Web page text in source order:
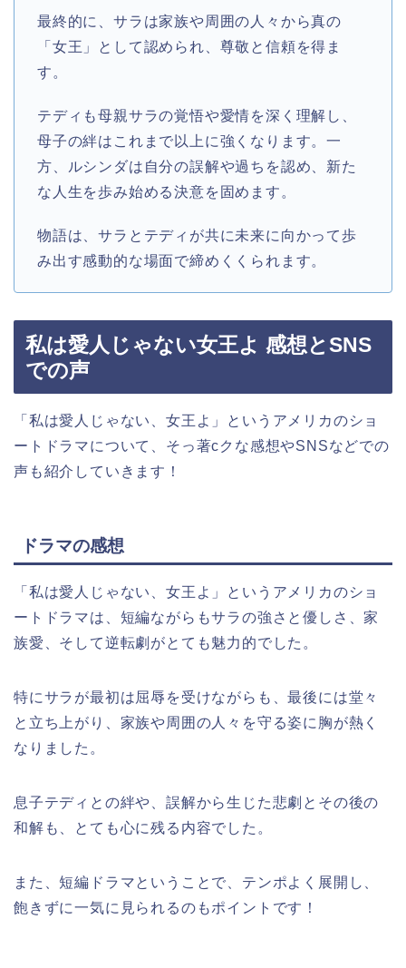
最終的に、サラは家族や周囲の人々から真の
「女王」として認められ、尊敬と信頼を得ま
す。
テディも母親サラの覚悟や愛情を深く理解し、
母子の絆はこれまで以上に強くなります。一
方、ルシンダは自分の誤解や過ちを認め、新た
な人生を歩み始める決意を固めます。
物語は、サラとテディが共に未来に向かって歩
み出す感動的な場面で締めくくられます。
私は愛人じゃない女王よ 感想とSNS
での声
「私は愛人じゃない、女王よ」というアメリカのショ
ートドラマについて、そっ著cクな感想やSNSなどでの
声も紹介していきます！
ドラマの感想
「私は愛人じゃない、女王よ」というアメリカのショ
ートドラマは、短編ながらもサラの強さと優しさ、家
族愛、そして逆転劇がとても魅力的でした。
特にサラが最初は屈辱を受けながらも、最後には堂々
と立ち上がり、家族や周囲の人々を守る姿に胸が熱く
なりました。
息子テディとの絆や、誤解から生じた悲劇とその後の
和解も、とても心に残る内容でした。
また、短編ドラマということで、テンポよく展開し、
飽きずに一気に見られるのもポイントです！